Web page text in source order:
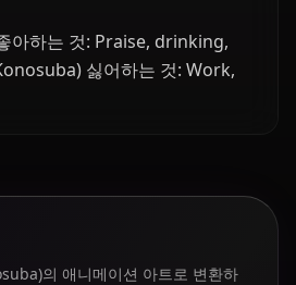
아하는 것: Praise, drinking,
싫어하는 것: Work,
의 애니메이션 아트로 변환하